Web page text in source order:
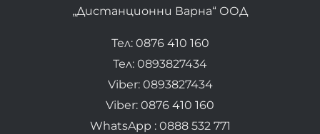
„Дистанционни Варна“ ООД
Тел: 0876 410 160
Тел: 0893827434
Viber: 0893827434
Viber: 0876 410 160
WhatsApp : 0888 532 771